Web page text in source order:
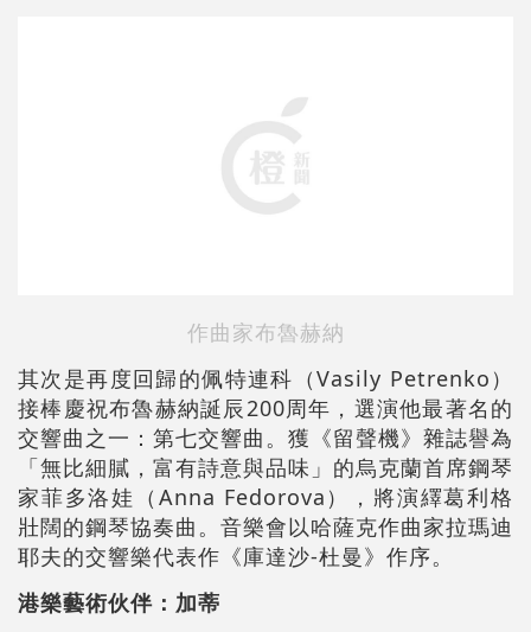
作曲家布魯赫納
其次是再度回歸的佩特連科（Vasily Petrenko）
接棒慶祝布魯赫納誕辰200周年，選演他最著名的
交響曲之一：第七交響曲。獲《留聲機》雜誌譽為
「無比細膩，富有詩意與品味」的烏克蘭首席鋼琴
家菲多洛娃（Anna Fedorova），將演繹葛利格
壯闊的鋼琴協奏曲。音樂會以哈薩克作曲家拉瑪迪
耶夫的交響樂代表作《庫達沙-杜曼》作序。
港樂藝術伙伴：加蒂